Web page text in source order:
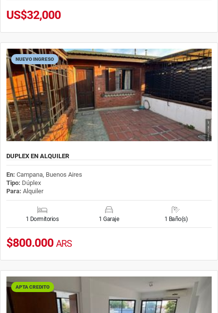
US$32,000
NUEVO INGRESO
DUPLEX EN ALQUILER
En: Campana, Buenos Aires
Tipo: Dúplex
Para: Alquiler
1 Dormitorios 1 Garaje 1 Baño(s)
$800.000 ARS
APTA CREDITO